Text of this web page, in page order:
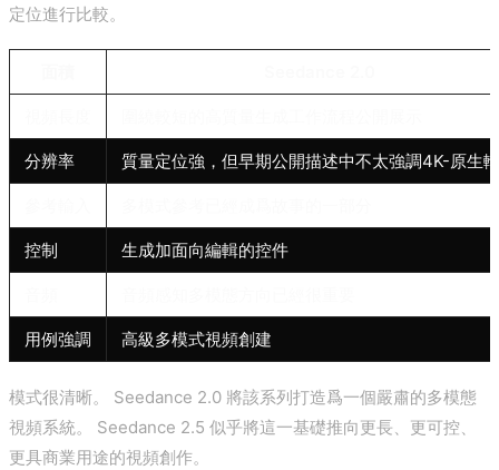
定位進行比較。
分辨率 質量定位強，但早期公開描述中不太強調4K-原生
控制 生成加面向編輯的控件
用例強調 高級多模式視頻創建
模式很清晰。 Seedance 2.0 將該系列打造爲一個嚴肅的多模態
視頻系統。 Seedance 2.5 似乎將這一基礎推向更長、更可控、
更具商業用途的視頻創作。